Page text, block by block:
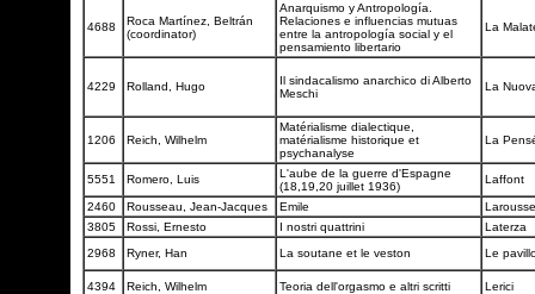
4688
Roca Martínez, Beltrán
(coordinator)
Anarquismo y Antropología.
Relaciones e influencias mutuas
entre la antropología social y el
pensamiento libertario
La
4229 Rolland, Hugo
Il sindacalismo anarchico di Alberto
Meschi
La
1206 Reich, Wilhelm
Matérialisme dialectique,
matérialisme historique et
psychanalyse
La
5551 Romero, Luis
L'aube de la guerre d'Espagne
(18,19,20 juillet 1936)
Laffont
2460 Rousseau, Jean-Jacques Emile
3805
Rossi, Ernesto I nostri quattrini
Laterza
2968
Ryner, Han La soutane et le veston Le
4394 Reich, Wilhelm Teoria dell'orgasmo e altri scritti Lerici